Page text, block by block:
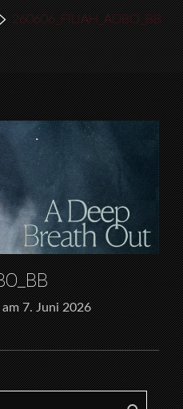
260606_FILIAH_ADBO_BB
7. Juni 2026